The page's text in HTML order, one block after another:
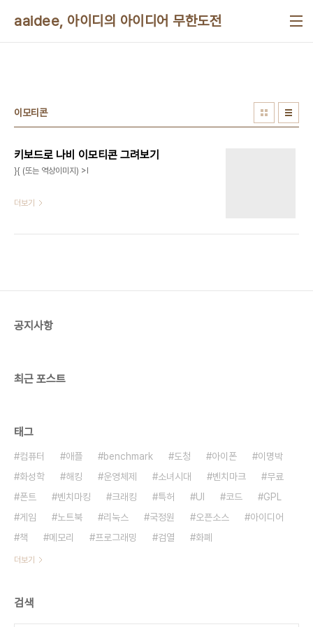
aaidee, 아이디의 아이디어 무한도전
이모티콘
키보드로 나비 이모티콘 그려보기
}{ (또는 역상이미지) >I
더보기
공지사항
최근 포스트
태그
컴퓨터 애플 benchmark 도청 아이폰
이명박
화성학
해킹 운영체제 소녀시대 벤치마크
무료
폰트
벤치마킹 크래킹 특허 UI 코드
GPL
게임
노트북 리눅스 국정원 오픈소스
아이디어
책
메모리 프로그래밍 검열 화폐
더보기
검색